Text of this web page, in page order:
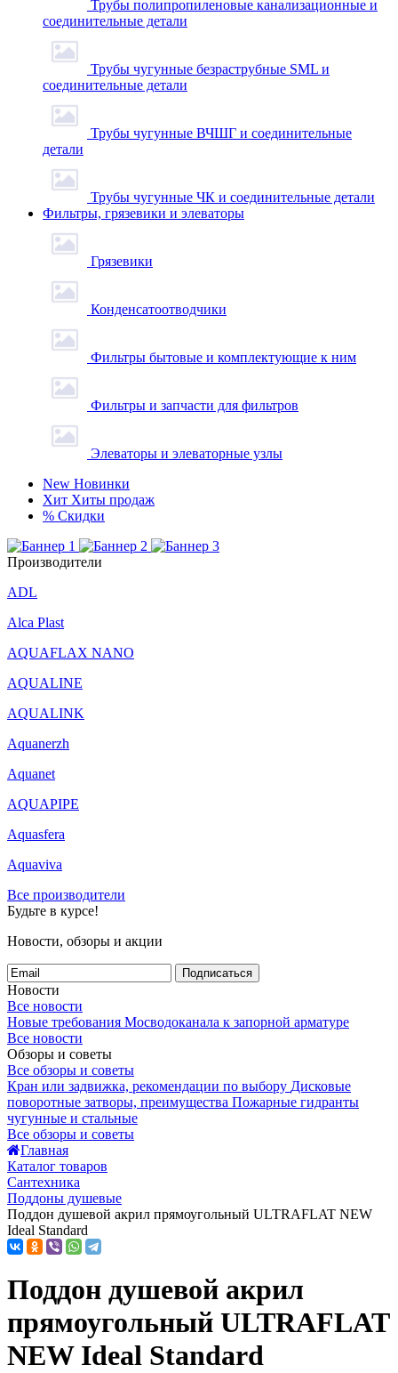
Трубы полипропиленовые канализационные и
соединительные детали
Трубы чугунные безраструбные SML и
соединительные детали
Трубы чугунные ВЧШГ и соединительные
детали
Трубы чугунные ЧК и соединительные детали
Фильтры, грязевики и элеваторы
Грязевики
Конденсатоотводчики
Фильтры бытовые и комплектующие к ним
Фильтры и запчасти для фильтров
Элеваторы и элеваторные узлы
New Новинки
Хит Хиты продаж
% Скидки
Производители
ADL
Alca Plast
AQUAFLAX NANO
AQUALINE
AQUALINK
Aquanerzh
Aquanet
AQUAPIPE
Aquasfera
Aquaviva
Все производители
Будьте в курсе!
Новости, обзоры и акции
Подписаться
Новости
Все новости
Новые требования Мосводоканала к запорной арматуре
Все новости
Обзоры и советы
Все обзоры и советы
Кран или задвижка, рекомендации по выбору Дисковые
поворотные затворы, преимущества Пожарные гидранты
чугунные и стальные
Все обзоры и советы
Главная
Каталог товаров
Сантехника
Поддоны душевые
Поддон душевой акрил прямоугольный ULTRAFLAT NEW
Ideal Standard
Поддон душевой акрил
прямоугольный ULTRAFLAT
NEW Ideal Standard